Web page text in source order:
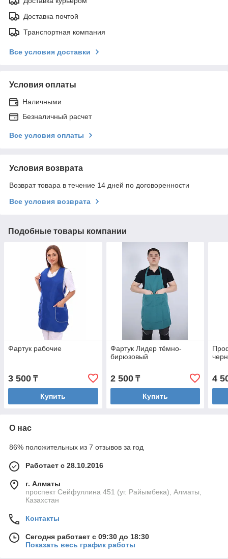
Доставка почтой
Транспортная компания
Все условия доставки
Условия оплаты
Наличными
Безналичный расчет
Все условия оплаты
Условия возврата
Возврат товара в течение 14 дней по договоренности
Все условия возврата
Подобные товары компании
Фартук рабочие
3 500 ₸
Купить
Фартук Лидер тёмно-
бирюзовый
2 500₸
Купить
4
О нас
86% положительных из 7 отзывов за год
Работает с 28.10.2016
г. Алматы
проспект Сейфуллина 451 (уг. Райымбека), Алматы,
Казахстан
Контакты
Сегодня работает с 09:30 до 18:30
Показать весь график работы